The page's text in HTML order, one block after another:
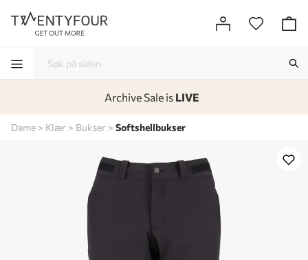
Dame Klær Bukser Softshellbukser
Archive Sale is LIVE
-
-
-
-